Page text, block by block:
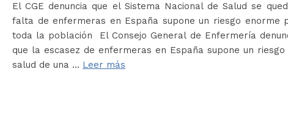
El CGE denuncia que el Sistema Nacional de Salud se
falta de enfermeras en España supone un riesgo enorme
toda la población El Consejo General de Enfermería
que la escasez de enfermeras en España supone un
salud de una … Leer más